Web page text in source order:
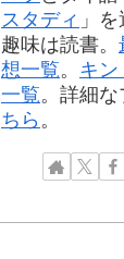
スタディ 」
趣味は読書。
想一覧。 キン
一覧。詳細
ちら 。